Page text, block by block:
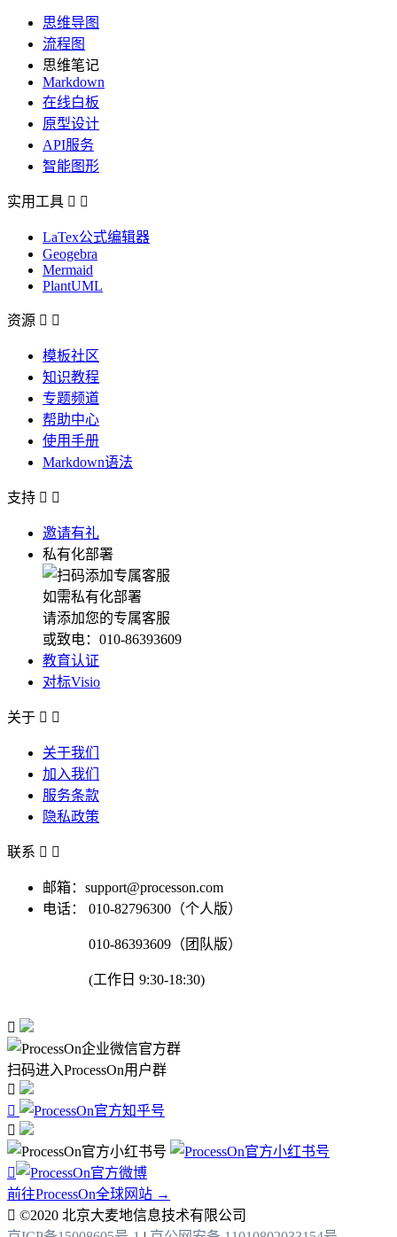
思维导图
流程图
思维笔记
Markdown
在线白板
原型设计
API服务
智能图形
实用工具  
LaTex公式编辑器
Geogebra
Mermaid
PlantUML
资源  
模板社区
知识教程
专题频道
帮助中心
使用手册
Markdown语法
支持  
邀请有礼
私有化部署
如需私有化部署
请添加您的专属客服
或致电：010-86393609
教育认证
对标Visio
关于  
关于我们
加入我们
服务条款
隐私政策
联系  
邮箱：support@processon.com
电话：
010-82796300（个人版）
010-86393609（团队版）
(工作日 9:30-18:30)

扫码进入ProcessOn用户群




前往ProcessOn全球网站 →
 ©2020 北京大麦地信息技术有限公司